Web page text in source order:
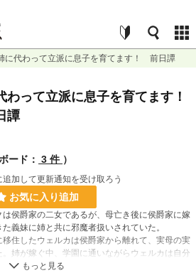
に代わって立派に息子を育てます！ 前日譚
わって立派に息子を育てます！
譚
ード： 3 件 ）
追加して更新通知を受け取ろう
お気に入り追加
侯爵家の二女であるが、母亡き後に侯爵家に嫁
義妹に姉と共に邪魔者扱いされていた。
住したウェルカは侯爵家から離れて、実母の実
姉が嫁ぐ中、学園に通いながらウェルカは自分